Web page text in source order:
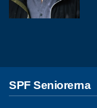
SPF Seniorerna